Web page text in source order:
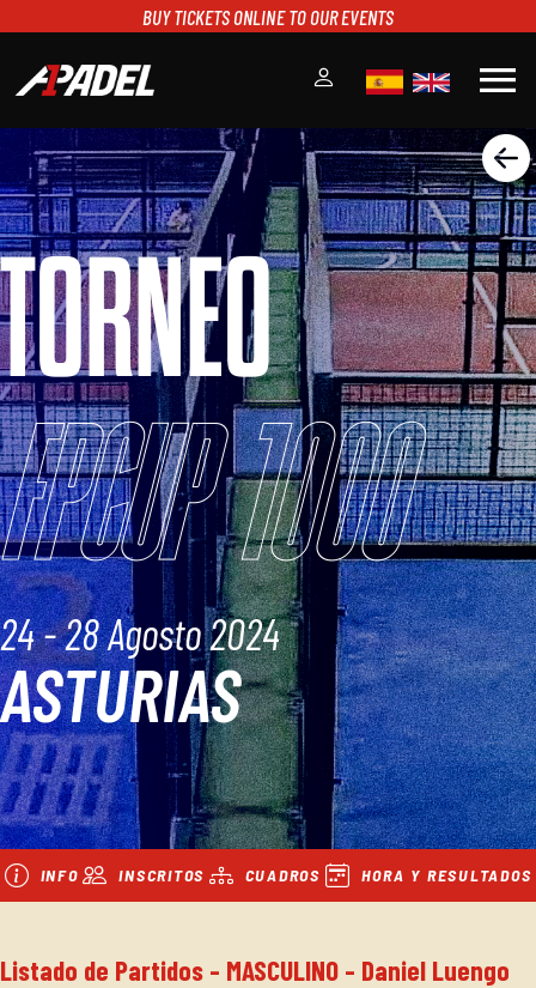
BUY TICKETS ONLINE TO OUR EVENTS
menu
A1PADEL
RANKING
CALENDARIO
TORNEOS
NOTICIAS
MULTIMEDIA
SCOREBOARD
STREAMING
TORNEO
FPCUP 1000
24 - 28 Agosto 2024
ASTURIAS
INFO INSCRITOS CUADROS HORA Y RESULTADOS
Listado de Partidos - MASCULINO - Daniel Luengo